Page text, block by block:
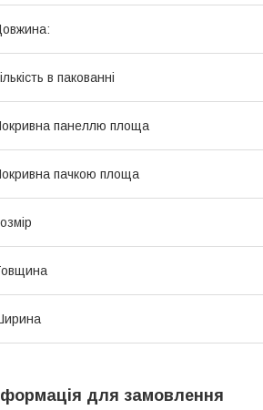
в пакованні
панеллю площа
пачкою площа
для замовлення